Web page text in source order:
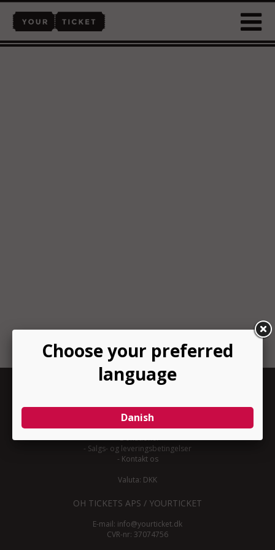
INFORMATION
-Om YourTicket
Bliv arrangør
-Arrangør login
-Donationer
- Salgs- og leveringsbetingelser
- Kontakt os
Valuta: DKK
OH TICKETS APS / YOURTICKET
E-mail: info@yourticket.dk
CVR-nr: 37074756